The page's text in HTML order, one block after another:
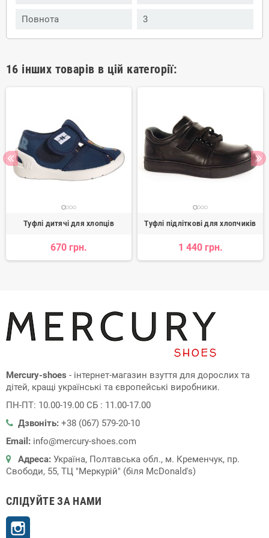
Повнота 3
16 інших товарів в цій категорії:
Туфлі дитячі для хлопців
670 грн.
Туфлі підліткові для хлопчиків
1 440 грн.
Mercury-shoes - інтернет-магазин взуття для дорослих та
дітей, кращі українські та європейські виробники.
ПН-ПТ: 10.00-19.00 СБ : 11.00-17.00
Дзвоніть: +38 (067) 579-20-10
Email: info@mercury-shoes.com
Адреса: Україна, Полтавська обл., м. Кременчук, пр.
Свободи, 55, ТЦ "Меркурій" (біля McDonald's)
СЛІДУЙТЕ ЗА НАМИ